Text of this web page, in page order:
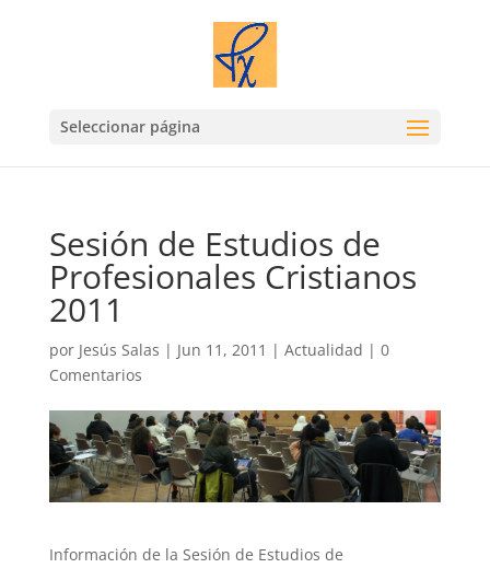
Seleccionar página
Sesión de Estudios de
Profesionales Cristianos
2011
por Jesús Salas | Jun 11, 2011 | Actualidad | 0
Comentarios
Información de la Sesión de Estudios de